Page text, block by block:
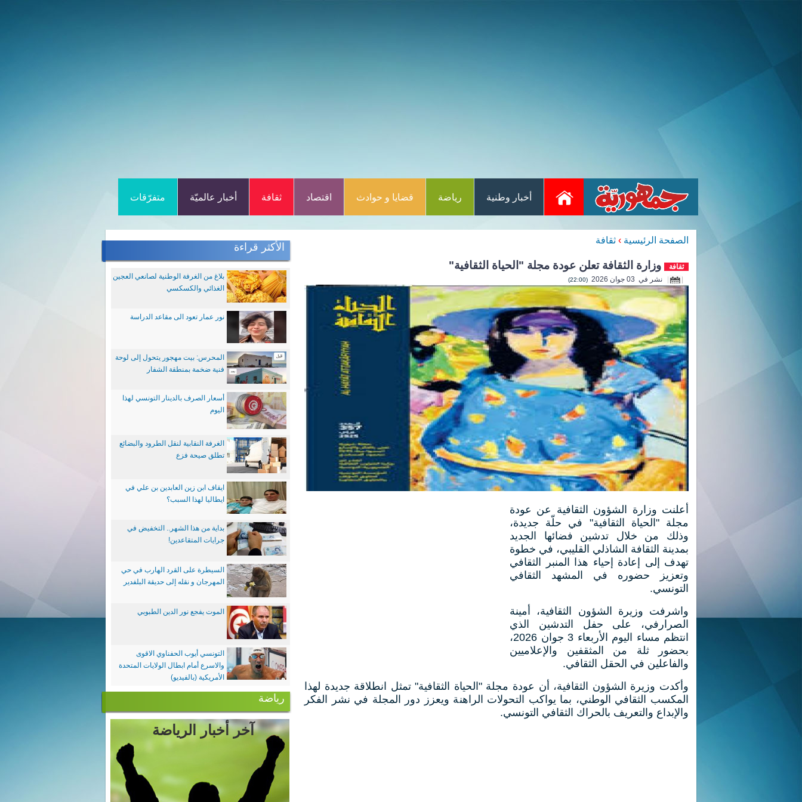
أخبار وطنية رياضة قضايا و حوادث اقتصاد ثقافة أخبار عالميّة متفرّقات
الصفحة الرئيسية › ثقافة
ثقافة وزارة الثقافة تعلن عودة مجلة "الحياة الثقافية"
نشر في 03 جوان 2026 (22:00)
أعلنت وزارة الشؤون الثقافية عن عودة
مجلة "الحياة الثقافية" في حلّة جديدة،
وذلك من خلال تدشين فضائها الجديد
بمدينة الثقافة الشاذلي القليبي، في خطوة
تهدف إلى إعادة إحياء هذا المنبر الثقافي
وتعزيز حضوره في المشهد الثقافي
التونسي.
واشرفت وزيرة الشؤون الثقافية، أمينة
الصرارفي، على حفل التدشين الذي
انتظم مساء اليوم الأربعاء 3 جوان 2026،
بحضور ثلة من المثقفين والإعلاميين
والفاعلين في الحقل الثقافي.
وأكدت وزيرة الشؤون الثقافية، أن عودة مجلة "الحياة الثقافية" تمثل انطلاقة جديدة لهذا
المكسب الثقافي الوطني، بما يواكب التحولات الراهنة ويعزز دور المجلة في نشر الفكر
والإبداع والتعريف بالحراك الثقافي التونسي.
الأكثر قراءة
بلاغ من الغرفة الوطنية لصانعي العجين
الغذائي والكسكسي
نور عمار تعود الى مقاعد الدراسة
المحرس: بيت مهجور يتحول إلى لوحة
فنية ضخمة بمنطقة الشفار
أسعار الصرف بالدينار التونسي لهذا
اليوم
الغرفة النقابية لنقل الطرود والبضائع
تطلق صيحة فزع
ايقاف ابن زين العابدين بن علي في
ايطاليا لهذا السبب؟
بداية من هذا الشهر.. التخفيض في
جرايات المتقاعدين!
السيطرة على القرد الهارب في حي
المهرجان و نقله إلى حديقة البلفدير
الموت يفجع نور الدين الطبوبي
التونسي أيوب الحفناوي الاقوى
والاسرع أمام ابطال الولايات المتحدة
الأمريكية (بالفيديو)
رياضة
آخر أخبار الرياضة